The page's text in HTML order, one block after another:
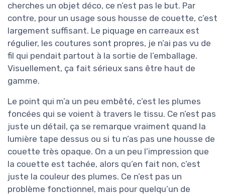
cherches un objet déco, ce n’est pas le but. Par
contre, pour un usage sous housse de couette, c’est
largement suffisant. Le piquage en carreaux est
régulier, les coutures sont propres, je n’ai pas vu de
fil qui pendait partout à la sortie de l’emballage.
Visuellement, ça fait sérieux sans être haut de
gamme.
Le point qui m’a un peu embêté, c’est les plumes
foncées qui se voient à travers le tissu. Ce n’est pas
juste un détail, ça se remarque vraiment quand la
lumière tape dessus ou si tu n’as pas une housse de
couette très opaque. On a un peu l’impression que
la couette est tachée, alors qu’en fait non, c’est
juste la couleur des plumes. Ce n’est pas un
problème fonctionnel, mais pour quelqu’un de